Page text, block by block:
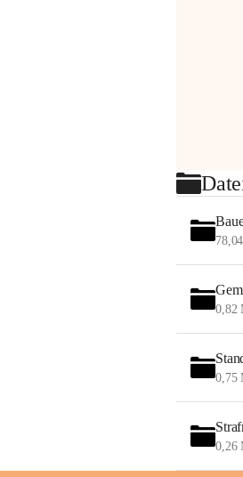
0,82
0,75
0,26